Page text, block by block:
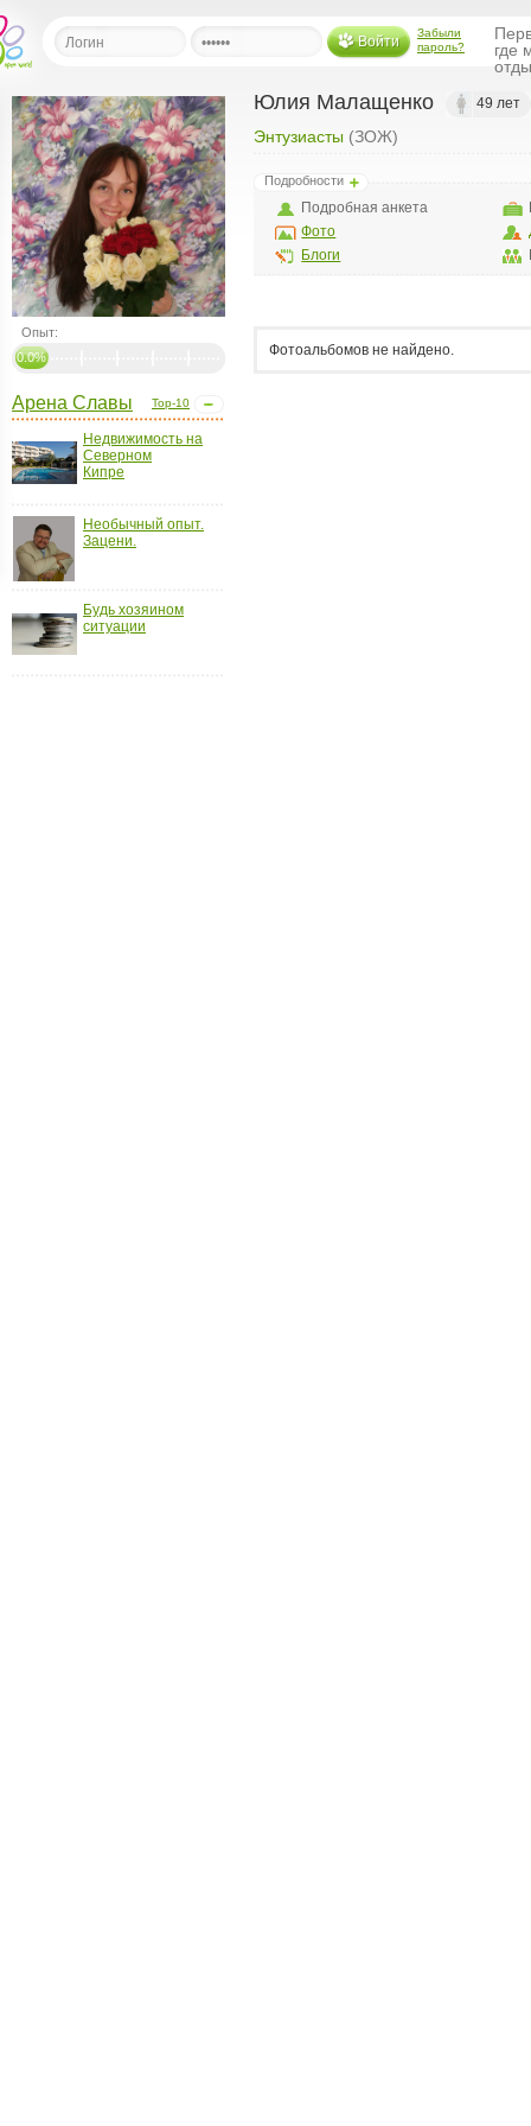
Войти
Забыли
пароль?
где
друзей
рассылку
Опыт:
0.0%
Top-10
Арена Славы
Недвижимость на
Северном
Кипре
Необычный опыт.
Зацени.
Будь хозяином
ситуации
Юлия Малащенко 49 лет
Энтузиасты (ЗОЖ)
Подробности
Подробная анкета
Фото
Блоги
Фотоальбомов не найдено.